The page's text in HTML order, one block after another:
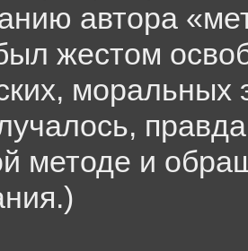
автора
жестом
моральных
методе и